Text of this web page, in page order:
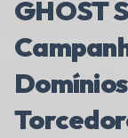
GHOST